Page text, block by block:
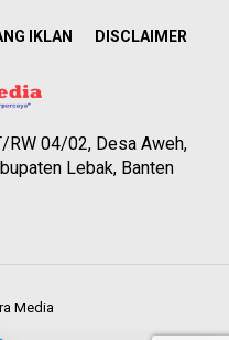
IKLAN DISCLAIMER
RW 04/02, Desa Aweh,
Lebak, Banten
Media